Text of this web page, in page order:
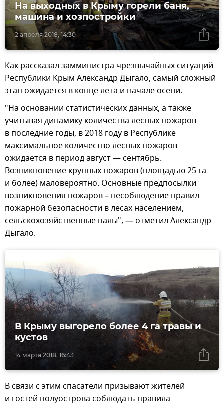
2 апреля 2018, 14:30
На выходных в Крыму горели баня,
машина и хозпостройки
Как рассказал замминистра чрезвычайных ситуаций
Республики Крым Александр Дыгало, самый сложный
этап ожидается в конце лета и начале осени.
"На основании статистических данных, а также
учитывая динамику количества лесных пожаров
в последние годы, в 2018 году в Республике
максимальное количество лесных пожаров
ожидается в период август — сентябрь.
Возникновение крупных пожаров (площадью 25 га
и более) маловероятно. Основные предпосылки
возникновения пожаров – несоблюдение правил
пожарной безопасности в лесах населением,
сельскохозяйственные палы", — отметил Александр
Дыгало.
14 марта 2018, 16:43
В Крыму выгорело более 4 га травы и
кустов
В связи с этим спасатели призывают жителей
и гостей полуострова соблюдать правила